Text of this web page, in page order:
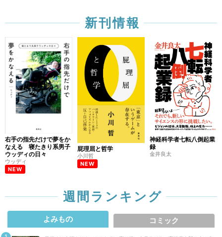
新刊情報
右手の指先だけで夢をか
なえる 寝たきり系男子
ウッディの日々
ウッディ
NEW
屁理屈と哲学
小川哲
NEW
神経科学者七転八倒起業
録
金井良太
週間ランキング
よみもの コミック